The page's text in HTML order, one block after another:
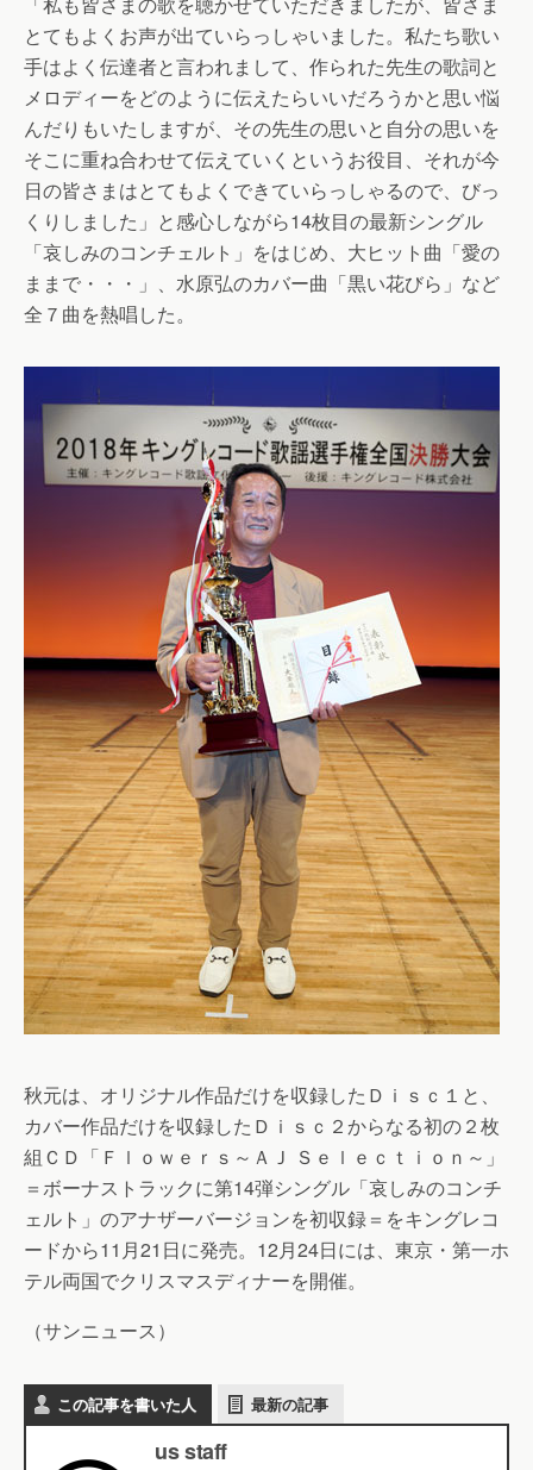
とてもよくお声が出ていらっしゃいました。私たち歌い
手はよく伝達者と言われまして、作られた先生の歌詞と
メロディーをどのように伝えたらいいだろうかと思い悩
んだりもいたしますが、その先生の思いと自分の思いを
そこに重ね合わせて伝えていくというお役目、それが今
日の皆さまはとてもよくできていらっしゃるので、びっ
くりしました」と感心しながら14枚目の最新シングル
「哀しみのコンチェルト」をはじめ、大ヒット曲「愛の
ままで・・・」、水原弘のカバー曲「黒い花びら」など
全７曲を熱唱した。
秋元は、オリジナル作品だけを収録したＤｉｓｃ１と、
カバー作品だけを収録したＤｉｓｃ２からなる初の２枚
組ＣＤ「Ｆｌｏｗｅｒｓ～ＡＪ Ｓｅｌｅｃｔｉｏｎ～」
＝ボーナストラックに第14弾シングル「哀しみのコンチ
ェルト」のアナザーバージョンを初収録＝をキングレコ
ードから11月21日に発売。12月24日には、東京・第一ホ
テル両国でクリスマスディナーを開催。
（サンニュース）
この記事を書いた人 最新の記事
us staff